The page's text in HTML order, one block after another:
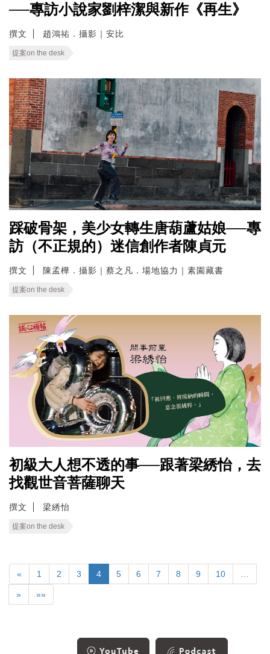
──專訪小說家劉梓潔與新作《再生》
撰文 趙鴻祐．攝影｜安比
提案on the desk
踩破骨架，美少女轉生唐葫蘆姑娘──專
訪（不正規的）迷信創作者陳貞元
撰文 陳孟樺．攝影｜蔡之凡．場地協力｜素園藏書
提案on the desk
初級大人想不透的事──跟著梁綉怡，去
找觀世音菩薩聊天
撰文 梁綉怡
提案on the desk
« 1 2 3 4 5 6 7 8 9 10
» »»